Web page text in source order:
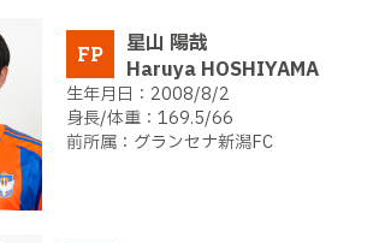
星山 陽哉
Haruya HOSHIYAMA
FP
2008/8/2
169.5/66
グランセナ新潟FC